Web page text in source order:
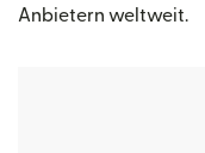
Anbietern weltweit.